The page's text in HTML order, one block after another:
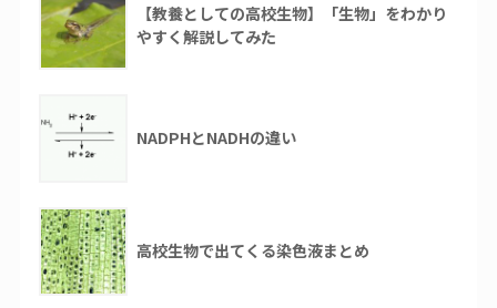
【教養としての高校生物】「生物」をわかり
やすく解説してみた
NADPHとNADHの違い
高校生物で出てくる染色液まとめ